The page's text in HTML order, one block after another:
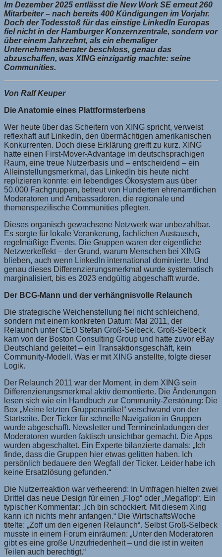
Im Dezember 2025 entlässt die New Work SE erneut 260
Mitarbeiter – nach bereits 400 Kündigungen im Vorjahr.
Doch der Todesstoß für das einstige LinkedIn Europas
fiel nicht in der Hamburger Konzernzentrale, sondern vor
über einem Jahrzehnt, als ein ehemaliger
Unternehmensberater beschloss, genau das
abzuschaffen, was XING einzigartig machte: seine
Communities.
Von Ralf Keuper
Die Anatomie eines Plattformsterbens
Wer heute über das Scheitern von XING spricht, verweist
reflexhaft auf LinkedIn, den übermächtigen amerikanischen
Konkurrenten. Doch diese Erklärung greift zu kurz. XING
hatte einen First-Mover-Advantage im deutschsprachigen
Raum, eine treue Nutzerbasis und – entscheidend – ein
Alleinstellungsmerkmal, das LinkedIn bis heute nicht
replizieren konnte: ein lebendiges Ökosystem aus über
50.000 Fachgruppen, betreut von Hunderten ehrenamtlichen
Moderatoren und Ambassadoren, die regionale und
themenspezifische Communities pflegten.
Dieses organisch gewachsene Netzwerk war unbezahlbar.
Es sorgte für lokale Verankerung, fachlichen Austausch,
regelmäßige Events. Die Gruppen waren der eigentliche
Netzwerkeffekt – der Grund, warum Menschen bei XING
blieben, auch wenn LinkedIn international dominierte. Und
genau dieses Differenzierungsmerkmal wurde systematisch
marginalisiert, bis es 2023 endgültig abgeschafft wurde.
Der BCG-Mann und der verhängnisvolle Relaunch
Die strategische Weichenstellung fiel nicht schleichend,
sondern mit einem konkreten Datum: Mai 2011, der
Relaunch unter CEO Stefan Groß-Selbeck. Groß-Selbeck
kam von der Boston Consulting Group und hatte zuvor eBay
Deutschland geleitet – ein Transaktionsgeschäft, kein
Community-Modell. Was er mit XING anstellte, folgte dieser
Logik.
Der Relaunch 2011 war der Moment, in dem XING sein
Differenzierungsmerkmal aktiv demontierte. Die Änderungen
lesen sich wie ein Handbuch zur Community-Zerstörung: Die
Box „Meine letzten Gruppenartikel“ verschwand von der
Startseite. Der Ticker für schnelle Navigation in Gruppen
wurde abgeschafft. Newsletter und Termineinladungen der
Moderatoren wurden faktisch unsichtbar gemacht. Die Apps
wurden abgeschaltet. Ein Experte bilanzierte damals: „Ich
finde, dass die Gruppen hier etwas gelitten haben. Ich
persönlich bedauere den Wegfall der Ticker. Leider habe ich
keine Ersatzlösung gefunden.“
Die Nutzerreaktion war verheerend: In Umfragen hielten zwei
Drittel das neue Design für einen „Flop“ oder „Megaflop“. Ein
typischer Kommentar: „Ich bin schockiert. Mit diesem Xing
kann ich nichts mehr anfangen.“ Die WirtschaftsWoche
titelte: „Zoff um den eigenen Relaunch“. Selbst Groß-Selbeck
musste in einem Forum einräumen: „Unter den Moderatoren
gibt es eine große Unzufriedenheit – und die ist in weiten
Teilen auch berechtigt.“